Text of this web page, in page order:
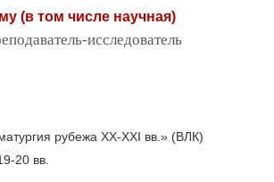
(в том числе научная)
исследователь
рубежа ХХ-ХХI вв.» (ВЛК)
20 вв.